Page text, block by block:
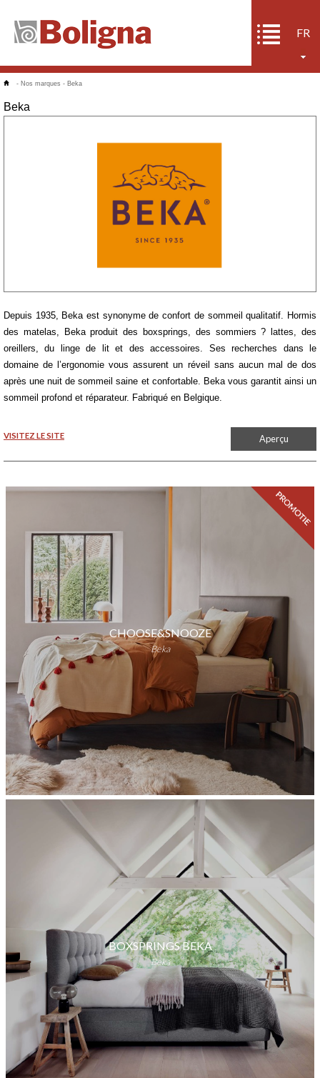
FR
- Nos marques - Beka
Beka
Depuis 1935, Beka est synonyme de confort de sommeil qualitatif. Hormis
des matelas, Beka produit des boxsprings, des sommiers ? lattes, des
oreillers, du linge de lit et des accessoires. Ses recherches dans le
domaine de l’ergonomie vous assurent un réveil sans aucun mal de dos
après une nuit de sommeil saine et confortable. Beka vous garantit ainsi un
sommeil profond et réparateur. Fabriqué en Belgique.
VISITEZ LE SITE Aperçu
CHOOSE&SNOOZE
Beka
BOXSPRINGS BEKA
Beka